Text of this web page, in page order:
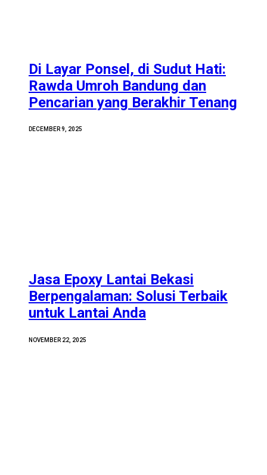
Di Layar Ponsel, di Sudut Hati:
Rawda Umroh Bandung dan
Pencarian yang Berakhir Tenang
DECEMBER 9, 2025
Jasa Epoxy Lantai Bekasi
Berpengalaman: Solusi Terbaik
untuk Lantai Anda
NOVEMBER 22, 2025